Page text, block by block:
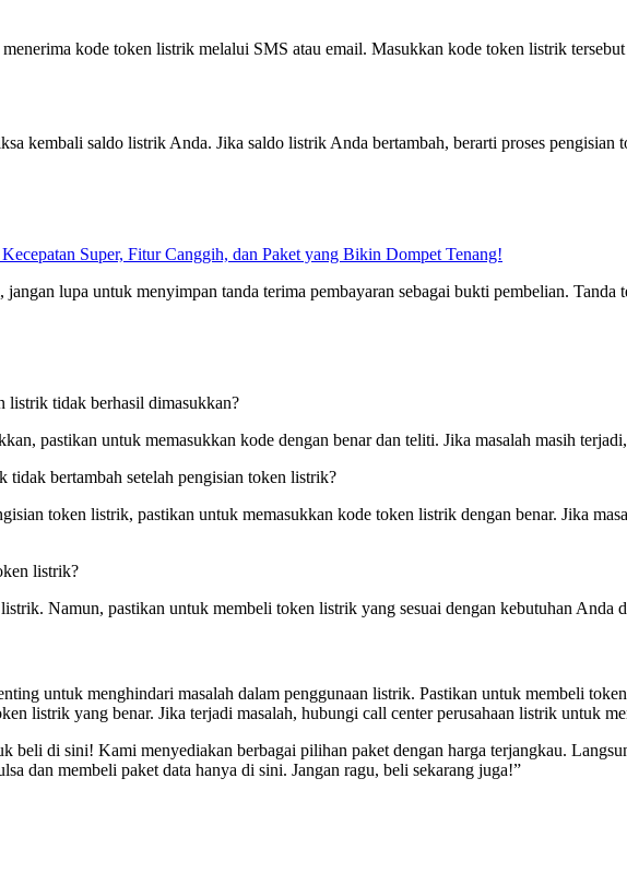
kode token listrik melalui SMS atau email. Masukkan kode token listrik
kembali saldo listrik Anda. Jika saldo listrik Anda bertambah, berarti proses pengisian
Super, Fitur Canggih, dan Paket yang Bikin Dompet Tenang!
jangan lupa untuk menyimpan tanda terima pembayaran sebagai bukti pembelian.
listrik tidak berhasil dimasukkan?
pastikan untuk memasukkan kode dengan benar dan teliti. Jika masalah masih
bertambah setelah pengisian token listrik?
token listrik, pastikan untuk memasukkan kode token listrik dengan benar. Jika
listrik?
Namun, pastikan untuk membeli token listrik yang sesuai dengan kebutuhan Anda
untuk menghindari masalah dalam penggunaan listrik. Pastikan untuk membeli
listrik yang benar. Jika terjadi masalah, hubungi call center perusahaan listrik untuk
beli di sini! Kami menyediakan berbagai pilihan paket dengan harga terjangkau.
dan membeli paket data hanya di sini. Jangan ragu, beli sekarang juga!”